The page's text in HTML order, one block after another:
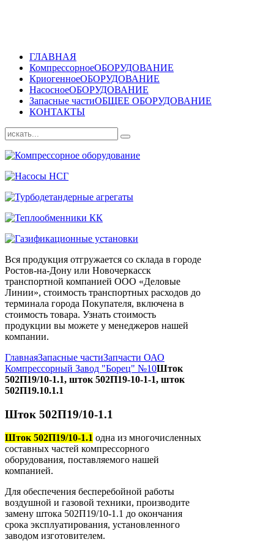
ГЛАВНАЯ
КомпрессорноеОБОРУДОВАНИЕ
КриогенноеОБОРУДОВАНИЕ
НасосноеОБОРУДОВАНИЕ
Запасные частиОБЩЕЕ ОБОРУДОВАНИЕ
КОНТАКТЫ
Вся продукция отгружается со склада в городе
Ростов-на-Дону или Новочеркасск
транспортной компанией ООО «Деловые
Линии», стоимость транспортных расходов до
терминала города Покупателя, включена в
стоимость товара. Узнать стоимость
продукции вы можете у менеджеров нашей
компании.
ГлавнаяЗапасные частиЗапчасти ОАО
Компрессорный Завод "Борец" №10Шток
502П19/10-1.1, шток 502П19-10-1-1, шток
502П19.10.1.1
Шток 502П19/10-1.1
Шток 502П19/10-1.1 одна из многочисленных
составных частей компрессорного
оборудования, поставляемого нашей
компанией.
Для обеспечения бесперебойной работы
воздушной и газовой техники, производите
замену штока 502П19/10-1.1 до окончания
срока эксплуатирования, установленного
заводом изготовителем.